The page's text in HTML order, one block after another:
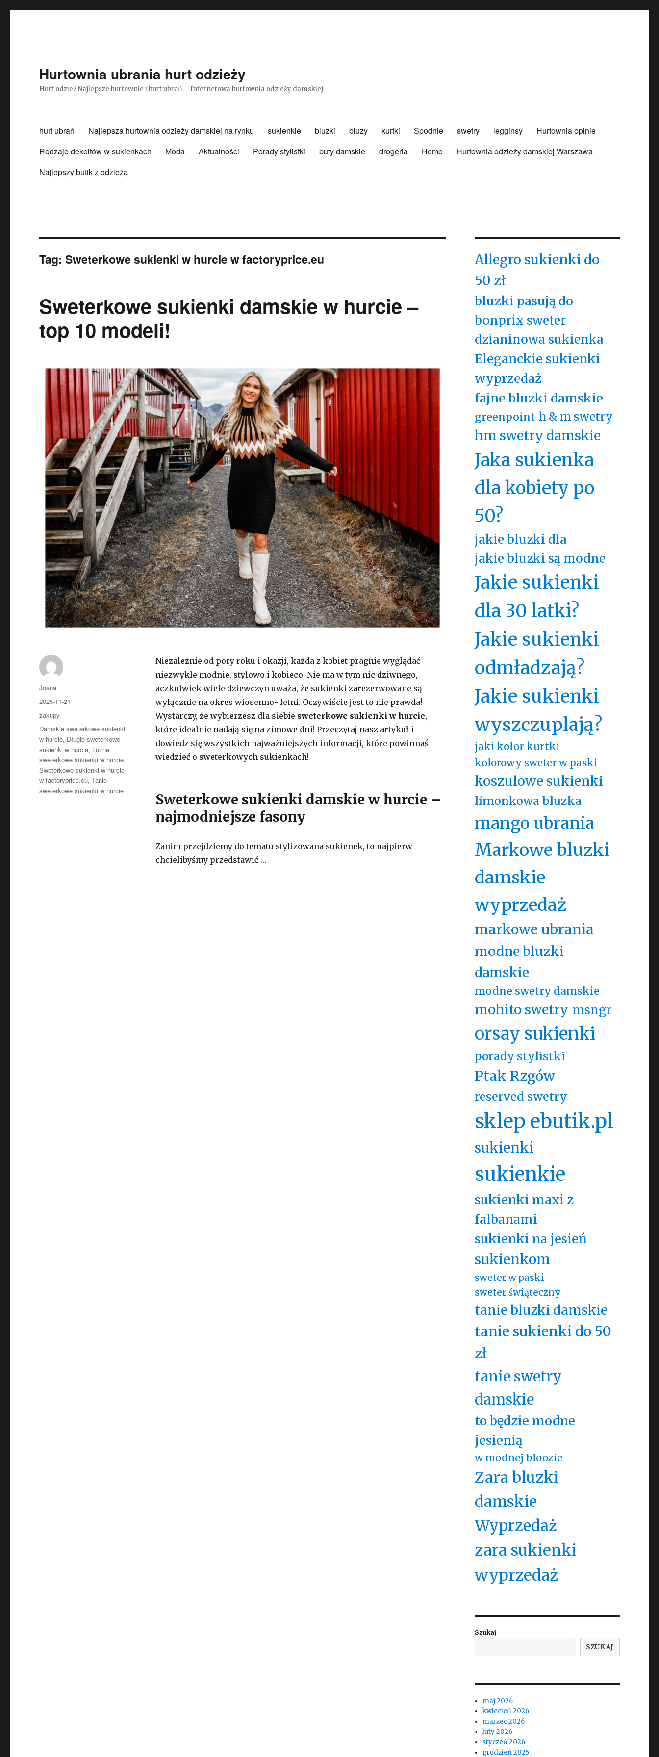
Hurtownia ubrania hurt odzieży
Hurt odzież Najlepsze hurtownie i hurt ubrań – Internetowa hurtownia odzieży damskiej
hurt ubrań Najlepsza hurtownia odzieży damskiej na rynku sukienkie bluzki bluzy kurtki Spodnie swetry legginsy
Hurtownia opinie
Rodzaje dekoltów w sukienkach
Moda Aktualności Porady stylistki buty damskie drogeria Home
Hurtownia odzieży damskiej Warszawa
Najlepszy butik z odzieżą
Tag:Sweterkowe sukienki w hurcie w factoryprice.eu
Sweterkowe sukienki damskie w hurcie –
top 10 modeli!
Niezależnie od pory roku i okazji, każda z kobiet pragnie wyglądać
niezwykle modnie, stylowo i kobieco. Nie ma w tym nic dziwnego,
aczkolwiek wiele dziewczyn uważa, że sukienki zarezerwowane są
wyłącznie na okres wiosenno- letni. Oczywiście jest to nie prawda!
Wystarczy, że wybierzesz dla siebie sweterkowe sukienki w hurcie,
które idealnie nadają się na zimowe dni! Przeczytaj nasz artykuł i
dowiedz się wszystkich najważniejszych informacji, które powinnaś
wiedzieć o sweterkowych sukienkach!
Sweterkowe sukienki damskie w hurcie –
najmodniejsze fasony
Zanim przejdziemy do tematu stylizowana sukienek, to najpierw
chcielibyśmy przedstawić …
Autor
Joana
Opublikowano
2025-11-21
Kategorie
zakupy
Tagi
Damskie sweterkowe sukienki
w hurcie, Długie sweterkowe
sukienki w hurcie, Luźne
sweterkowe sukienki w hurcie,
Sweterkowe sukienki w hurcie
w factoryprice.eu,Tanie
sweterkowe sukienki w hurcie
Allegro sukienki do
50 zł
bluzki pasują do
bonprix sweter
dzianinowa sukienka
Eleganckie sukienki
wyprzedaż
fajne bluzki damskie
greenpoint h & m swetry
hm swetry damskie
Jaka sukienka
dla kobiety po
50?
jakie bluzki dla
jakie bluzki są modne
Jakie sukienki
dla 30 latki?
Jakie sukienki
odmładzają?
Jakie sukienki
wyszczuplają?
jaki kolor kurtki
kolorowy sweter w paski
koszulowe sukienki
limonkowa bluzka
mango ubrania
Markowe bluzki
damskie
wyprzedaż
markowe ubrania
modne bluzki
damskie
modne swetry damskie
mohito swetry msngr
orsay sukienki
porady stylistki
Ptak Rzgów
reserved swetry
sklep ebutik.pl
sukienki
sukienkie
sukienki maxi z
falbanami
sukienki na jesień
sukienkom
sweter w paski
sweter świąteczny
tanie bluzki damskie
tanie sukienki do 50
zł
tanie swetry
damskie
to będzie modne
jesienią
w modnej bloozie
Zara bluzki
damskie
Wyprzedaż
zara sukienki
wyprzedaż
Szukaj
SZUKAJ
maj 2026
kwiecień 2026
marzec 2026
luty 2026
styczeń 2026
grudzień 2025